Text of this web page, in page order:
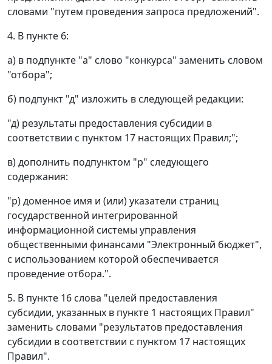
словами "путем проведения запроса предложений".
4. В пункте 6:
а) в подпункте "а" слово "конкурса" заменить словом
"отбора";
б) подпункт "д" изложить в следующей редакции:
"д) результаты предоставления субсидии в
соответствии с пунктом 17 настоящих Правил;";
в) дополнить подпунктом "р" следующего
содержания:
"р) доменное имя и (или) указатели страниц
государственной интегрированной
информационной системы управления
общественными финансами "Электронный бюджет",
с использованием которой обеспечивается
проведение отбора.".
5. В пункте 16 слова "целей предоставления
субсидии, указанных в пункте 1 настоящих Правил"
заменить словами "результатов предоставления
субсидии в соответствии с пунктом 17 настоящих
Правил".